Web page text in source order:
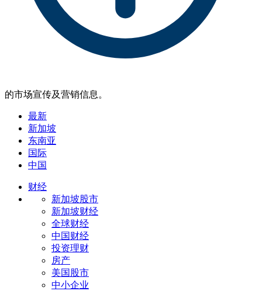
的市场宣传及营销信息。
最新
新加坡
东南亚
国际
中国
财经
新加坡股市
新加坡财经
全球财经
中国财经
投资理财
房产
美国股市
中小企业